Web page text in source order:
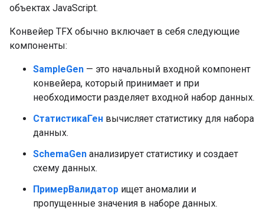
объектах JavaScript.
Конвейер TFX обычно включает в себя следующие
компоненты:
SampleGen — это начальный входной компонент
конвейера, который принимает и при
необходимости разделяет входной набор данных.
СтатистикаГен вычисляет статистику для набора
данных.
SchemaGen анализирует статистику и создает
схему данных.
ПримерВалидатор ищет аномалии и
пропущенные значения в наборе данных.